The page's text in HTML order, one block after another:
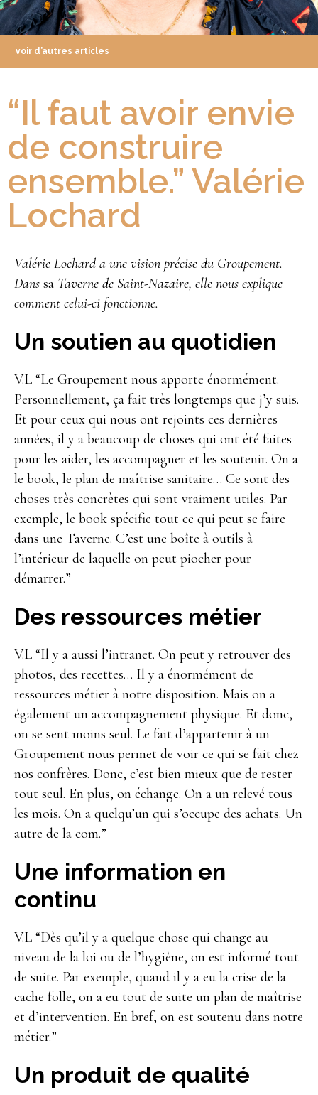
voir d’autres articles
“Il faut avoir envie
de construire
ensemble.” Valérie
Lochard
Valérie Lochard a une vision précise du Groupement.
Dans sa Taverne de Saint-Nazaire, elle nous explique
comment celui-ci fonctionne.
Un soutien au quotidien
V.L “Le Groupement nous apporte énormément.
Personnellement, ça fait très longtemps que j’y suis.
Et pour ceux qui nous ont rejoints ces dernières
années, il y a beaucoup de choses qui ont été faites
pour les aider, les accompagner et les soutenir. On a
le book, le plan de maîtrise sanitaire… Ce sont des
choses très concrètes qui sont vraiment utiles. Par
exemple, le book spécifie tout ce qui peut se faire
dans une Taverne. C’est une boîte à outils à
l’intérieur de laquelle on peut piocher pour
démarrer.”
Des ressources métier
V.L “Il y a aussi l’intranet. On peut y retrouver des
photos, des recettes… Il y a énormément de
ressources métier à notre disposition. Mais on a
également un accompagnement physique. Et donc,
on se sent moins seul. Le fait d’appartenir à un
Groupement nous permet de voir ce qui se fait chez
nos confrères. Donc, c’est bien mieux que de rester
tout seul. En plus, on échange. On a un relevé tous
les mois. On a quelqu’un qui s’occupe des achats. Un
autre de la com.”
Une information en
continu
V.L “Dès qu’il y a quelque chose qui change au
niveau de la loi ou de l’hygiène, on est informé tout
de suite. Par exemple, quand il y a eu la crise de la
cache folle, on a eu tout de suite un plan de maîtrise
et d’intervention. En bref, on est soutenu dans notre
métier.”
Un produit de qualité